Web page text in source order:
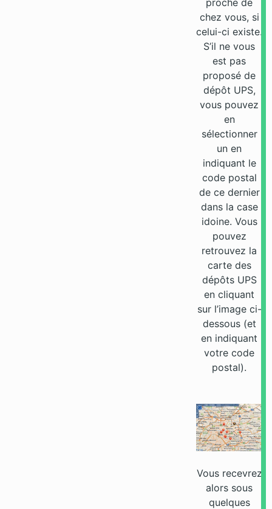
proche de
chez vous, si
celui-ci existe.
S’il ne vous
est pas
proposé de
dépôt UPS,
vous pouvez
en
sélectionner
un en
indiquant le
code postal
de ce dernier
dans la case
idoine. Vous
pouvez
retrouvez la
carte des
dépôts UPS
en cliquant
sur l’image ci-
dessous (et
en indiquant
votre code
postal).
Vous recevrez
alors sous
quelques